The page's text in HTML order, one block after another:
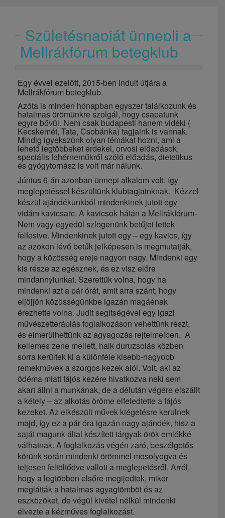
Születésnapját ünnepli a
Mellrákfórum betegklub
Egy évvel ezelőtt, 2015-ben indult útjára a
Mellrákfórum betegklub.
Azóta is minden hónapban egyszer találkozunk és
hatalmas örömünkre szolgál, hogy csapatunk
egyre bővül. Nem csak budapesti hanem vidéki (
Kecskemét, Tata, Csobánka) tagjaink is vannak.
Mindig igyekszünk olyan témákat hozni, ami a
lehető legtöbbeket érdekel, orvosi előadások,
speciális fehérneműkről szóló előadás, dietetikus
és gyógytornász is volt már nálunk.
Június 6-án azonban ünnepi alkalom volt, így
meglepetéssel készültünk klubtagjainknak. Kézzel
készül ajándékunkból mindenkinek jutott egy
vidám kavicsarc. A kavicsok hátán a Mellrákfórum-
Nem vagy egyedül szlogenünk betűjei lettek
felfestve. Mindenkinek jutott egy – egy kavics, így
az azokon lévő betűk jelképesen is megmutatják,
hogy a közösség ereje nagyon nagy. Mindenki egy
kis része az egésznek, és ez visz előre
mindannyiunkat. Szerettük volna, hogy ha
mindenki azt a pár órát, amit arra szánt, hogy
eljöjjön közösségünkbe igazán magáénak
érezhette volna. Judit segítségével egy igazi
művészetterápiás foglalkozáson vehettünk részt,
és elmerülhettünk az agyagozás rejtelmeiben. A
kellemes zene mellett, halk duruzsolás közben
sorra kerültek ki a különféle kisebb-nagyobb
remekművek a szorgos kezek alól. Volt, aki az
ödéma miatt fájós kezére hivatkozva neki sem
akart állni a munkának, de a délután végére elszállt
a kétely – az alkotás öröme elfeledtette a fájós
kezeket. Az elkészült művek kiégetésre kerülnek
majd, így ez a pár óra igazán nagy ajándék, hisz a
saját magunk által készített tárgyak örök emlékké
válhatnak. A foglalkozás végén záró, beszélgetős
körünk során mindenki örömmel mosolyogva és
teljesen feltöltődve vallott a meglepetésről. Arról,
hogy a legtöbben elsőre megijedtek, mikor
meglátták a hatalmas agyagtömböt és az
eszközöket, de végül kivétel nélkül mindenki
élvezte a kézműves foglalkozást.